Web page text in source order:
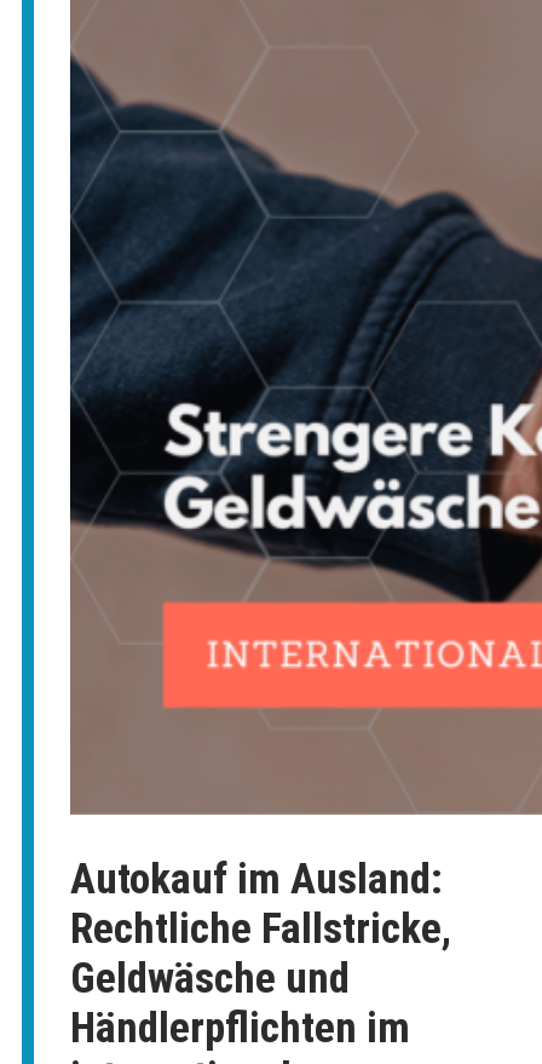
Autokauf im Ausland:
Rechtliche Fallstricke,
Geldwäsche und
Händlerpflichten im